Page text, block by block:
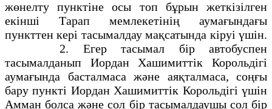
жөнелту пунктіне осы топ бұрын жеткізілген
екінші Тарап мемлекетінің аумағындағы
пункттен кері тасымалдау мақсатында кіруі үшін.
2. Егер тасымал бір автобуспен
тасымалданып Иордан Хашимиттік Корольдігі
аумағында басталмаса және аяқталмаса, соңғы
бару пункті Иордан Хашимиттік Корольдігі үшін
Амман болса және сол бір тасымалдаушы сол бір